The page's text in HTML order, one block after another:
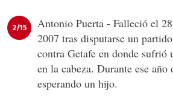
2/15
Antonio Puerta - Falleció el
2007 tras disputarse un
contra Getafe en donde sufrió
en la cabeza. Durante ese año
esperando un hijo.